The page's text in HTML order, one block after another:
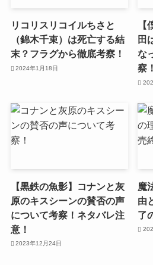
リコリスリコイルちさと
（錦木千束）は死亡する結
末？フラグから徹底考察！
2024年1月18日
田
な
察！
【黒鉄の魚影】コナンと灰
原のキスシーンの賛否の声
について考察！ネタバレ注
意！
2023年12月24日
魔
由
了